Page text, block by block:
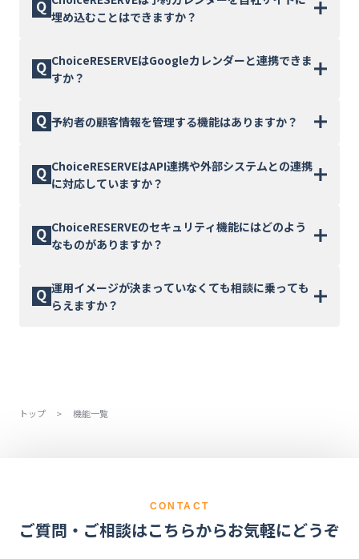
ウェブ予約の受付から自動メール配信、顧客管理ま
で、予約業務に必要な機能をワンストップで提供しま
受付メール、直前のリマインドメール、サンキューメ
ごとにカスタマイズでき、予約受付業務の効率化と予
約忘れの防止を実現します。
埋め込むことはできますか？
はい、可能です。ChoiceRESERVEのAPI連携機能を利
用することで、予約メニューや予約情報などのデータ
画面を自由に構築・表示することができます。※APIの
ご利用には、ChoiceRESERVEの契約に加えて有償オ
ChoiceRESERVEはGoogleカレンダーと連携できま
すか？
はい、Googleカレンダー連携に対応しています。
タイムで同期します。管理画面にログインしなくても
予約状況を一元管理でき、Zoom・Google Meetとの
予約者の顧客情報を管理する機能はありますか？
はい、会員・顧客管理機能を標準で備えています。会
員登録・編集・削除、会員データのCSV出力・一括登
可能です。ゲスト予約にも対応しており、会員登録な
しでも予約を受け付けられます。また、既存の会員デ
ータとの連携も可能です。
ChoiceRESERVEはAPI連携や外部システムとの連携
に対応していますか？
はい、業界トップクラスの充実したAPIを提供していま
す。既存の基幹システムやCRMとの予約データ連携が
連携、Zoom・Google Meet連携、アフィリエイト連
携など、多様な外部サービスとの連携に対応していま
す。
ChoiceRESERVEのセキュリティ機能にはどのよう
なものがありますか？
SSL標準装備に加え、固定IPアクセス制限、2要素認
証、ログインロック、パスワードポリシー設定、管理
運用イメージが決まっていなくても相談に乗っても
らえますか？
アリングし、最適な運用をご提案します。
トップ > 機能一覧
CONTACT
ご質問・ご相談はこちらからお気軽にどうぞ